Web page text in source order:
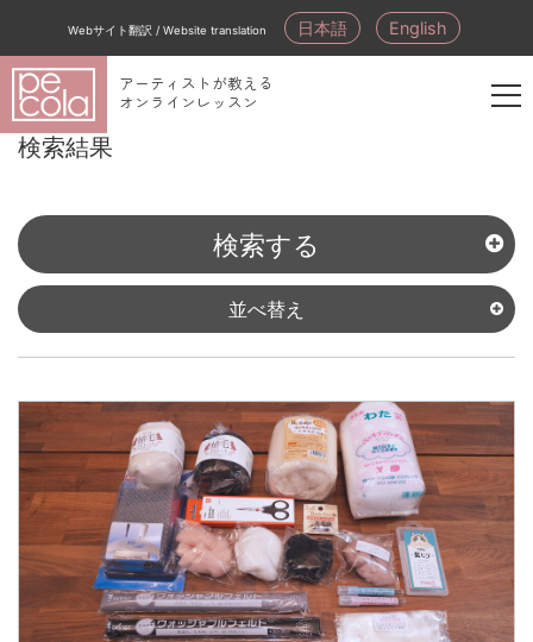
Webサイト翻訳 / Website translation 日本語 English
アーティストが教える
オンラインレッスン
員
登
録
検索結果
検索する
並べ替え